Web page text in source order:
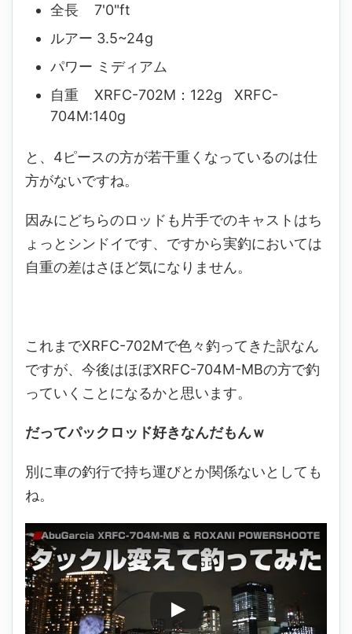
全長 7'0"ft
ルアー 3.5~24g
パワー ミディアム
自重 XRFC-702M：122g XRFC-
704M:140g
と、4ピースの方が若干重くなっているのは仕
方がないですね。
因みにどちらのロッドも片手でのキャストはち
ょっとシンドイです、ですから実釣においては
自重の差はさほど気になりません。
これまでXRFC-702Mで色々釣ってきた訳なん
ですが、今後はほぼXRFC-704M-MBの方で釣
っていくことになるかと思います。
だってパックロッド好きなんだもんｗ
別に車の釣行で持ち運びとか関係ないとしても
ね。